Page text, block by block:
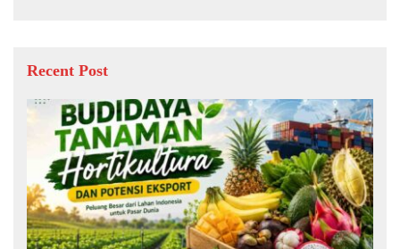
Recent Post